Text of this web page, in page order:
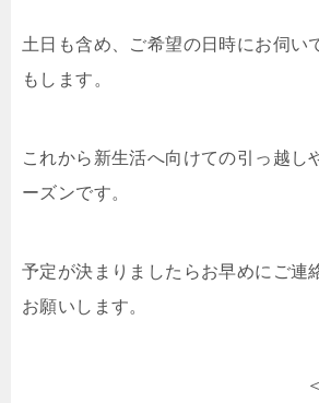
土日も含め、ご希望の日時にお伺い
もします。
これから新生活へ向けての引っ越し
ーズンです。
予定が決まりましたらお早めにご連
お願いします。